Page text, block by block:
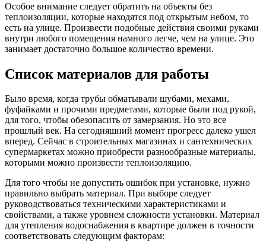
Особое внимание следует обратить на объекты без
теплоизоляции, которые находятся под открытым небом, то
есть на улице. Произвести подобные действия своими руками
внутри любого помещения намного легче, чем на улице. Это
занимает достаточно большое количество времени.
Список материалов для работы
Было время, когда трубы обматывали шубами, мехами,
фуфайками и прочими предметами, которые были под рукой,
для того, чтобы обезопасить от замерзания. Но это все
прошлый век. На сегодняшний момент прогресс далеко ушел
вперед. Сейчас в строительных магазинах и сантехнических
супермаркетах можно приобрести разнообразные материалы,
которыми можно произвести теплоизоляцию.
Для того чтобы не допустить ошибок при установке, нужно
правильно выбрать материал. При выборе следует
руководствоваться техническими характеристиками и
свойствами, а также уровнем сложности установки. Материал
для утепления водоснабжения в квартире должен в точности
соответствовать следующим факторам: